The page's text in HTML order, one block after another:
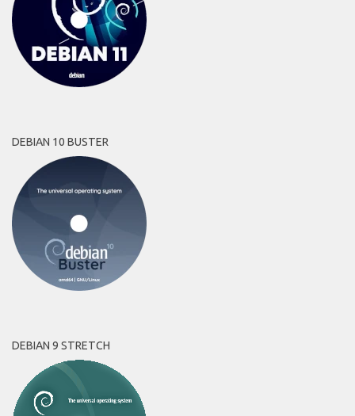
DEBIAN 10 BUSTER
DEBIAN 9 STRETCH